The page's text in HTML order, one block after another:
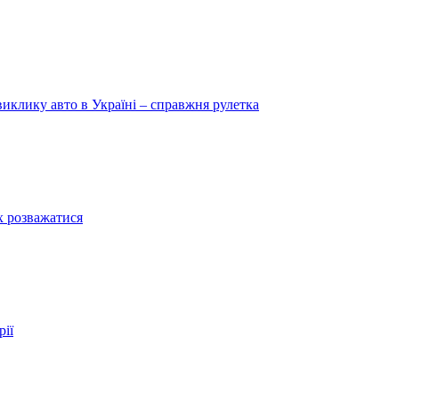
авто в Україні – справжня рулетка
розважатися